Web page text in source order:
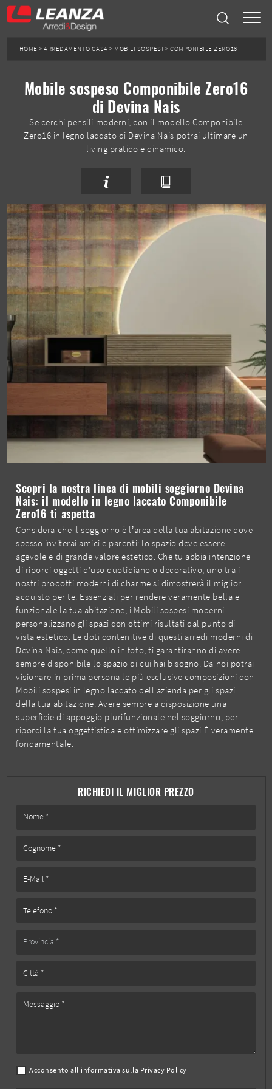
HOME >ARREDAMENTO CASA > MOBILI SOSPESI >COMPONIBILE ZERO16
Mobile sospeso Componibile Zero16
di Devina Nais
Se cerchi pensili moderni, con il modello Componibile
Zero16 in legno laccato di Devina Nais potrai ultimare un
living pratico e dinamico.
RICHIEDI IL MIGLIOR PREZZO
Acconsento all'informativa sulla Privacy Policy
Scopri la nostra linea di mobili soggiorno Devina
Nais: il modello in legno laccato Componibile
Zero16 ti aspetta
Considera che il soggiorno è l’area della tua abitazione dove
spesso inviterai amici e parenti: lo spazio deve essere
agevole e di grande valore estetico. Che tu abbia intenzione
di riporci oggetti d'uso quotidiano o decorativo, uno tra i
nostri prodotti moderni di charme si dimostrerà il miglior
acquisto per te. Essenziali per rendere veramente bella e
funzionale la tua abitazione, i Mobili sospesi moderni
personalizzano gli spazi con ottimi risultati dal punto di
vista estetico. Le doti contenitive di questi arredi moderni di
Devina Nais, come quello in foto, ti garantiranno di avere
sempre disponibile lo spazio di cui hai bisogno. Da noi potrai
visionare in prima persona le più esclusive composizioni con
Mobili sospesi in legno laccato dell'azienda per gli spazi
della tua abitazione. Avere sempre a disposizione una
superficie di appoggio plurifunzionale nel soggiorno, per
riporci la tua oggettistica e ottimizzare gli spazi È veramente
fondamentale.